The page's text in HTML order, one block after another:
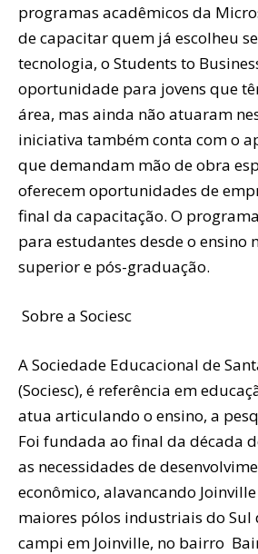
programas acadêmicos da
de capacitar quem já escolheu
tecnologia, o Students to
oportunidade para jovens que
área, mas ainda não atuaram
iniciativa também conta com o
que demandam mão de obra
oferecem oportunidades de
final da capacitação. O
para estudantes desde o ensino
superior e pós-graduação.
Sobre a Sociesc
A Sociedade Educacional de
(Sociesc), é referência em
atua articulando o ensino, a
Foi fundada ao final da década
as necessidades de
econômico, alavancando
maiores pólos industriais do Sul
campi em Joinville, no bairro